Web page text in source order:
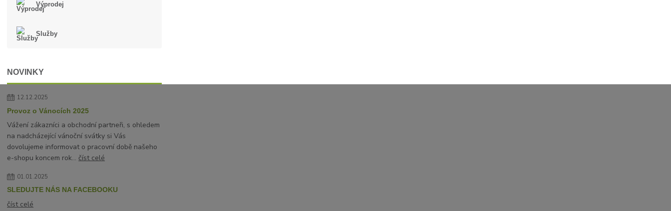
Výprodej
Služby
NOVINKY
12.12.2025
Provoz o Vánocích 2025
Vážení zákazníci a obchodní partneři, s ohledem
na nadcházející vánoční svátky si Vás
dovolujeme informovat o pracovní době našeho
e-shopu koncem rok...číst celé
01.01.2025
SLEDUJTE NÁS NA FACEBOOKU
číst celé